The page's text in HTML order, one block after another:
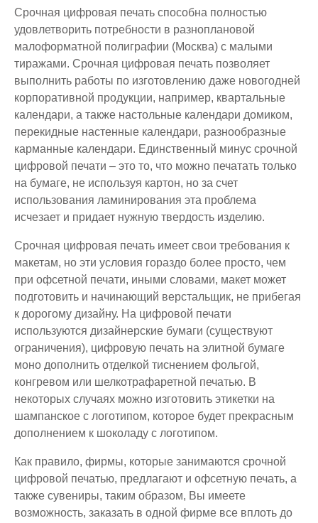
Срочная цифровая печать способна полностью
удовлетворить потребности в разноплановой
малоформатной полиграфии (Москва) с малыми
тиражами. Срочная цифровая печать позволяет
выполнить работы по изготовлению даже новогодней
корпоративной продукции, например, квартальные
календари, а также настольные календари домиком,
перекидные настенные календари, разнообразные
карманные календари. Единственный минус срочной
цифровой печати – это то, что можно печатать только
на бумаге, не используя картон, но за счет
использования ламинирования эта проблема
исчезает и придает нужную твердость изделию.
Срочная цифровая печать имеет свои требования к
макетам, но эти условия гораздо более просто, чем
при офсетной печати, иными словами, макет может
подготовить и начинающий верстальщик, не прибегая
к дорогому дизайну. На цифровой печати
используются дизайнерские бумаги (существуют
ограничения), цифровую печать на элитной бумаге
моно дополнить отделкой тиснением фольгой,
конгревом или шелкотрафаретной печатью. В
некоторых случаях можно изготовить этикетки на
шампанское с логотипом, которое будет прекрасным
дополнением к шоколаду с логотипом.
Как правило, фирмы, которые занимаются срочной
цифровой печатью, предлагают и офсетную печать, а
также сувениры, таким образом, Вы имеете
возможность, заказать в одной фирме все вплоть до